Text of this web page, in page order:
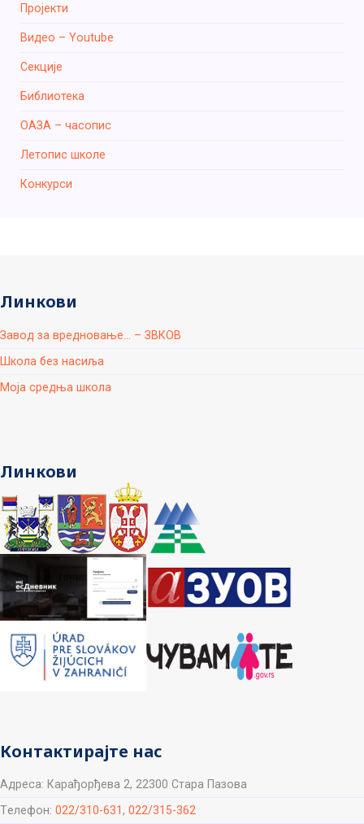
Пројекти
Видео – Youtube
Секције
Библиотека
ОАЗА – часопис
Летопис школе
Конкурси
Линкови
Завод за вредновање... – ЗВКОВ
Школа без насиља
Моја средња школа
Линкови
Контактирајте нас
Aдреса: Карађорђева 2, 22300 Стара Пазова
Tелефон: 022/310-631, 022/315-362